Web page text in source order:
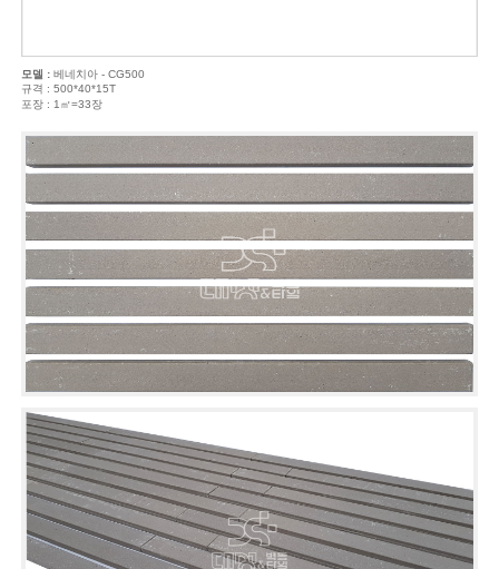
모델 :베네치아 - CG500
규격 : 500*40*15T
포장 : 1㎡=33장